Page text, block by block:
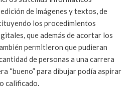
de imágenes y textos, de
los procedimientos
que además de acortar los
permitieron que pudieran
de personas a una carrera
“bueno” para dibujar podía aspirar
calificado.